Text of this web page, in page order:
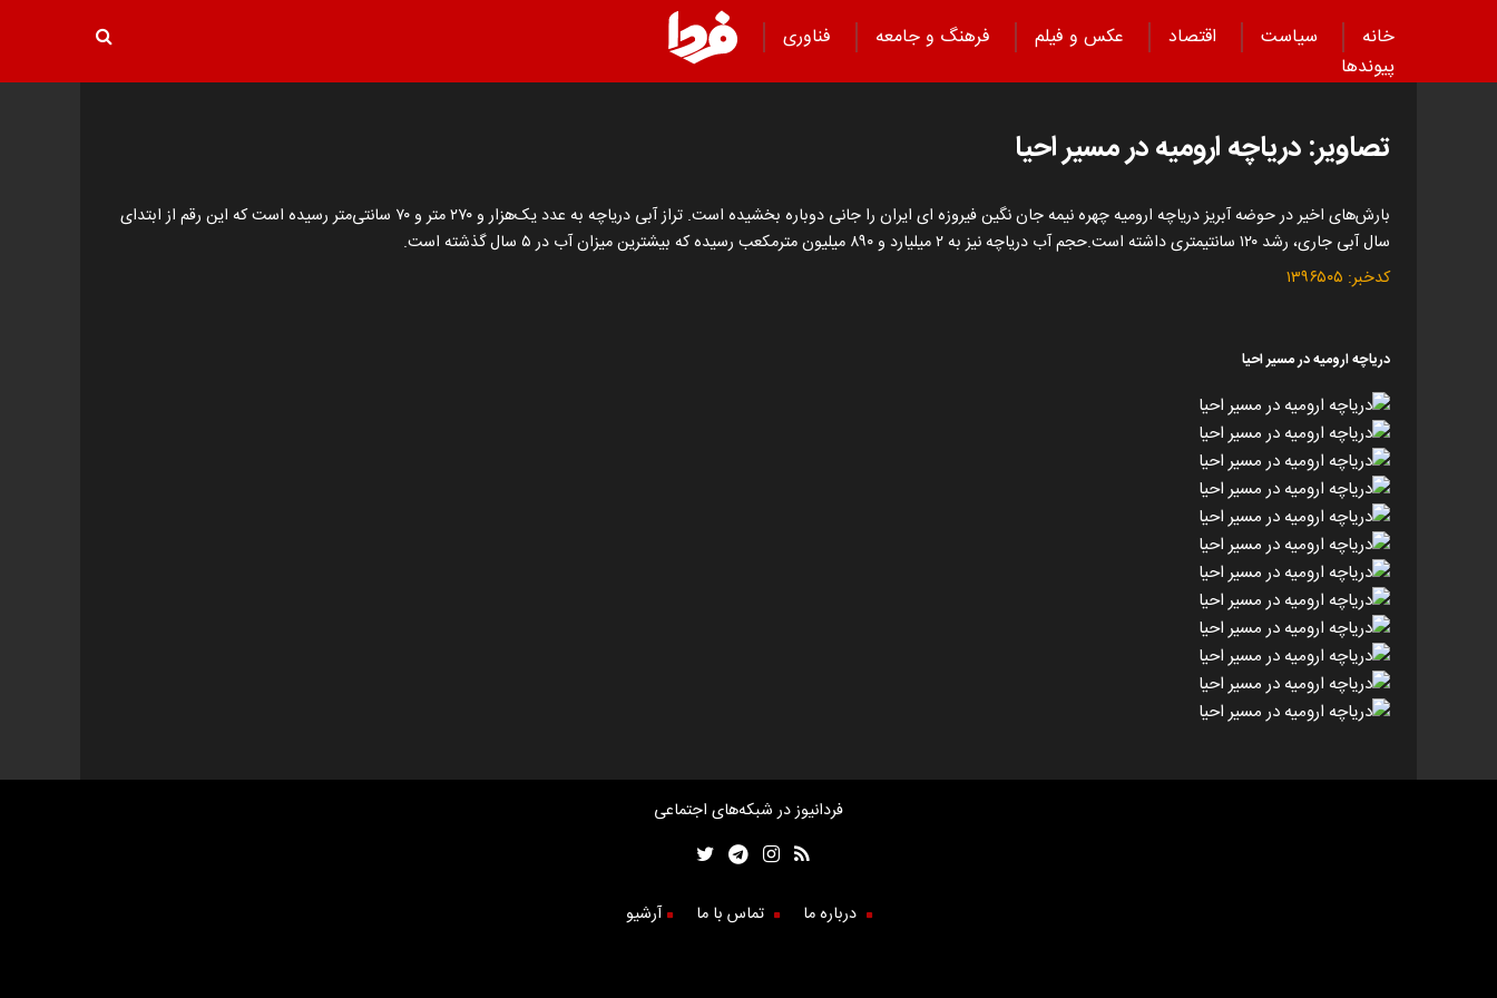
خانه سیاست اقتصاد عکس و فیلم فرهنگ و جامعه
فناوری
پیوند‌ها
تصاویر: دریاچه ارومیه در مسیر احیا
بارش‌های اخیر در حوضه آبریز دریاچه ارومیه چهره نیمه جان نگین فیروزه ای ایران را جانی دوباره بخشیده است. تراز آبی دریاچه به عدد یک‌هزار و ۲۷۰ متر و ۷۰ سانتی‌متر رسیده است که این رقم از ابتدای
سال آبی جاری، رشد ۱۲۰ سانتیمتری داشته است.حجم آب دریاچه نیز به ۲ میلیارد و ۸۹۰ میلیون مترمکعب رسیده که بیشترین میزان آب در ۵ سال گذشته است.
کدخبر: ۱۳۹۶۵۰۵
دریاچه ارومیه در مسیر احیا
فردانیوز در شبکه‌های اجتماعی
درباره ما تماس با ما آرشیو